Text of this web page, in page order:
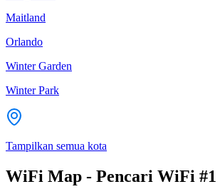
Maitland
Orlando
Winter Garden
Winter Park
Tampilkan semua kota
WiFi Map - Pencari WiFi #1